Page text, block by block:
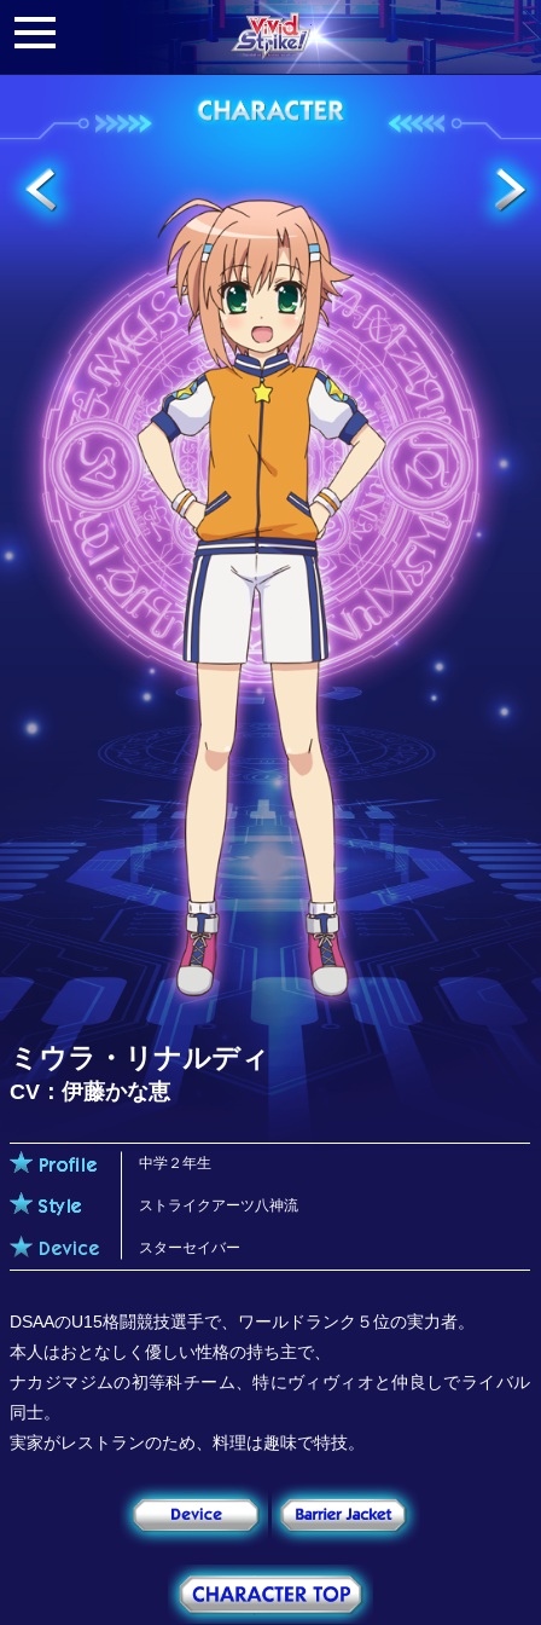
Vivid Strike
ミウラ・リナルディ
CV：伊藤かな恵
中学２年生
ストライクアーツ八神流
スターセイバー
DSAAのU15格闘競技選手で、ワールドランク５位の実力者。
本人はおとなしく優しい性格の持ち主で、
ナカジマジムの初等科チーム、特にヴィヴィオと仲良しでライバル
同士。
実家がレストランのため、料理は趣味で特技。